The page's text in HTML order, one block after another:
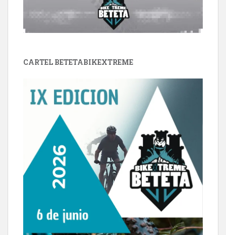
CARTEL BETETABIKEXTREME